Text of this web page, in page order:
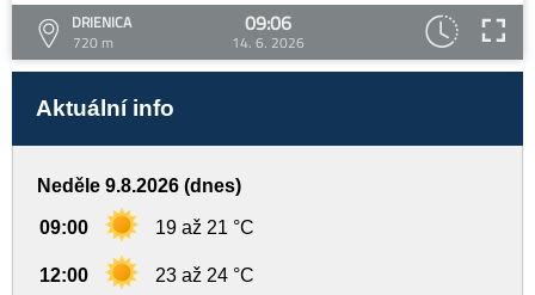
DRIENICA
720 m
09:06
14. 6. 2026
Aktuální info
Neděle 9.8.2026 (dnes)
09:00 19 až 21 °C
12:00 23 až 24 °C